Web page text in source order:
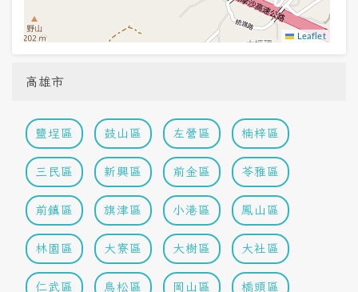
Leaflet
高雄市
鹽埕區 鼓山區 左營區 楠梓區
三民區 新興區 前金區 苓雅區
前鎮區 旗津區 小港區 鳳山區
林園區 大寮區 大樹區 大社區
仁武區 鳥松區 岡山區 橋頭區